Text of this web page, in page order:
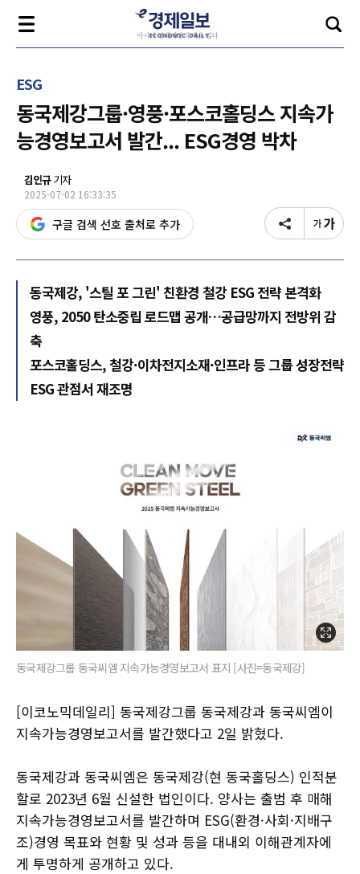
ESG
동국제강그룹·영풍·포스코홀딩스 지속가
능경영보고서 발간... ESG경영 박차
김인규기자
2025-07-02 16:33:35
구글 검색 선호 출처로 추가
동국제강, '스틸 포 그린' 친환경 철강 ESG 전략 본격화
영풍, 2050 탄소중립 로드맵 공개…공급망까지 전방위 감
축
포스코홀딩스, 철강·이차전지소재·인프라 등 그룹 성장전략
ESG 관점서 재조명
동국제강그룹 동국씨엠 지속가능경영보고서 표지 [사진=동국제강]
[이코노믹데일리] 동국제강그룹 동국제강과 동국씨엠이
지속가능경영보고서를 발간했다고 2일 밝혔다.
동국제강과 동국씨엠은 동국제강(현 동국홀딩스) 인적분
할로 2023년 6월 신설한 법인이다. 양사는 출범 후 매해
지속가능경영보고서를 발간하며 ESG(환경·사회·지배구
조)경영 목표와 현황 및 성과 등을 대내외 이해관계자에
게 투명하게 공개하고 있다.